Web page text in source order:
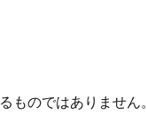
のではありません。